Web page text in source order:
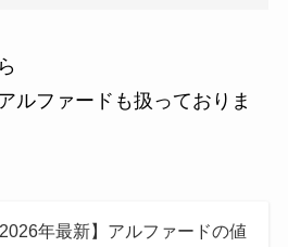
ルファードも扱っておりま
2026年最新】アルファードの値